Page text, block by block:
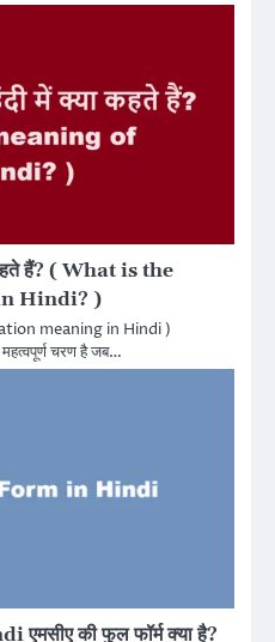
हैं? ( What is the
Hindi? )
meaning in Hindi )
चरण है जब…
की फुल फॉर्म क्या है?